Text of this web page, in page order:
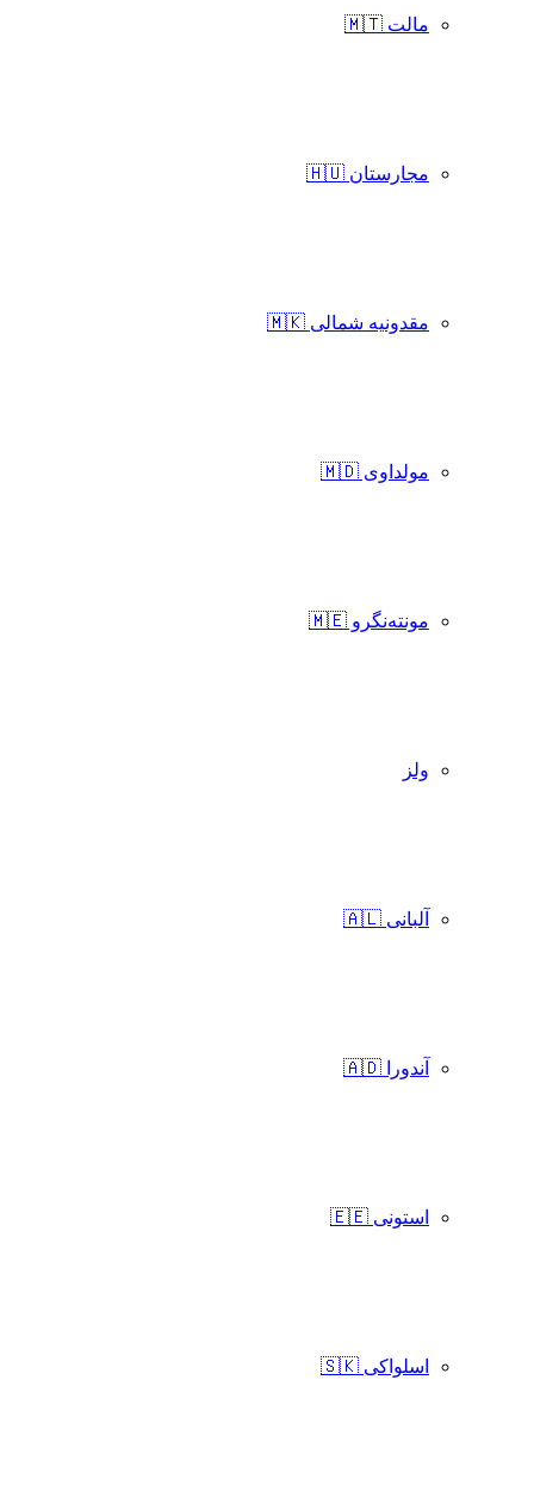
مالت 🇲🇹
مجارستان 🇭🇺
مقدونیه شمالی 🇲🇰
مولداوی 🇲🇩
مونته‌نگرو 🇲🇪
ولز
آلبانی 🇦🇱
آندورا 🇦🇩
استونی 🇪🇪
اسلواکی 🇸🇰